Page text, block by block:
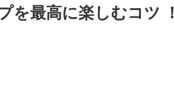
を最高に楽しむコツ ！